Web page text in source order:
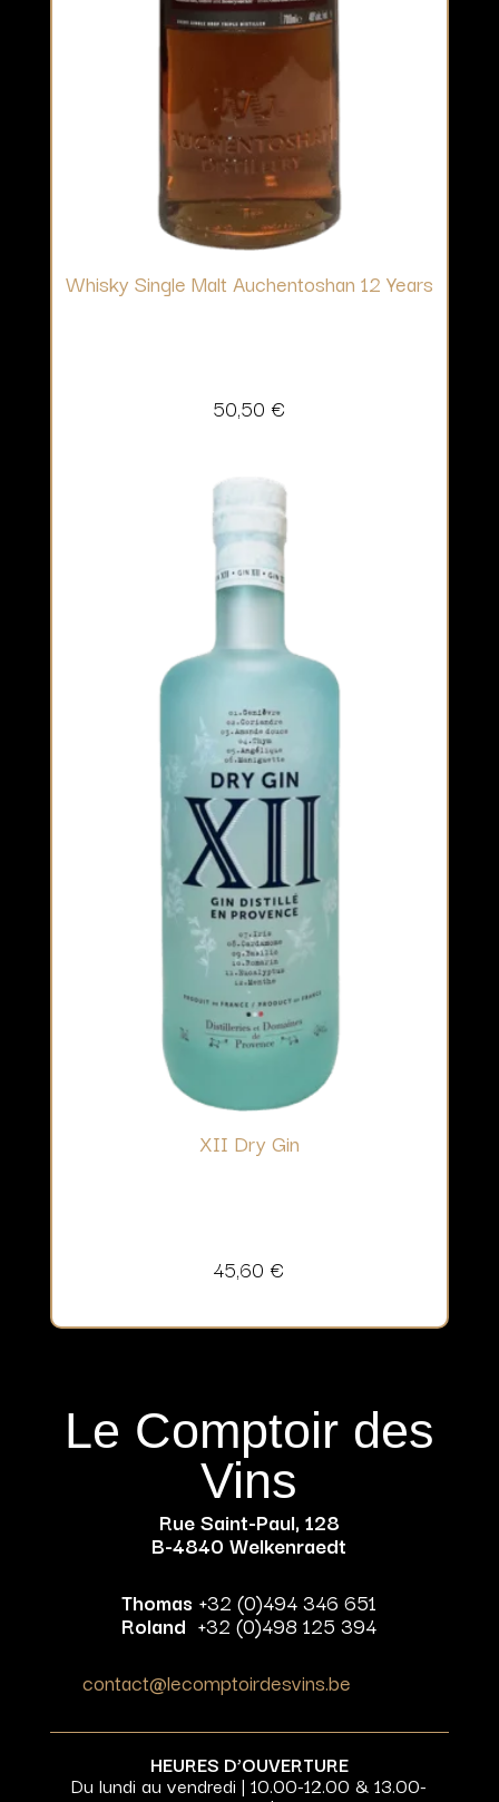
Whisky Single Malt Auchentoshan 12 Years
50,50 €
XII Dry Gin
45,60 €
Le Comptoir des
Vins
Rue Saint-Paul, 128
B-4840 Welkenraedt
Thomas +32 (0)494 346 651
Roland +32 (0)498 125 394
contact@lecomptoirdesvins.be
HEURES D’OUVERTURE
Du lundi au vendredi | 10.00-12.00 & 13.00-